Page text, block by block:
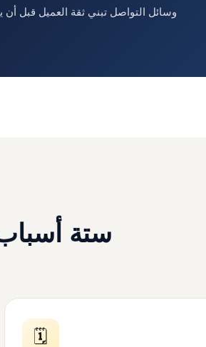
وسائل التواصل تبني ثقة العميل قبل
ستة أسباب
🗓️